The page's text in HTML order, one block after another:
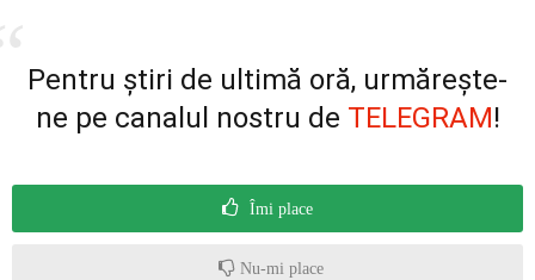
Pentru știri de ultimă oră, urmărește-
ne pe canalul nostru de TELEGRAM!
Îmi place
Nu-mi place